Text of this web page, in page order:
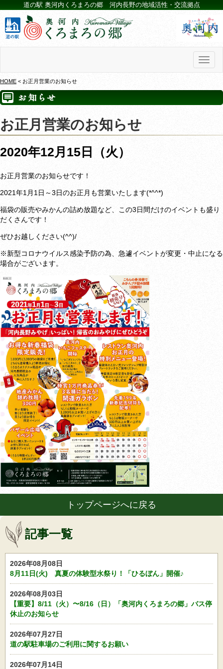
道の駅 奥河内くろまろの郷 河内長野の地域活性・交流拠点
HOME < お正月営業のお知らせ
お正月営業のお知らせ
2020年12月15日（火）
お正月営業のお知らせです！
2021年1月1日～3日のお正月も営業いたします(*^^*)
福袋の販売やみかんの詰め放題など、この3日間だけのイベントも盛り
だくさんです！
ぜひお越しください(^^)/
※新型コロナウイルス感染予防の為、急遽イベントが変更・中止になる
場合がございます。
トップページへに戻る
記事一覧
2026年08月08日
8月11日(火) 真夏の体験型水祭り！「ひるぼん」開催♪
2026年08月03日
【重要】8/11（火）〜8/16（日）「奥河内くろまろの郷」バス停
休止のお知らせ
2026年07月27日
道の駅駐車場のご利用に関するお願い
2026年07月14日